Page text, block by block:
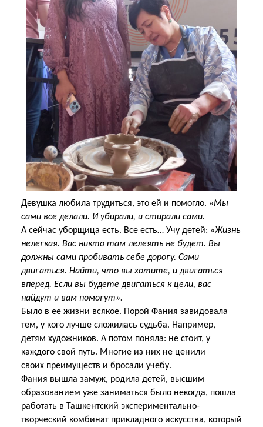
Девушка любила трудиться, это ей и помогло. «Мы
сами все делали. И убирали, и стирали сами.
А сейчас уборщица есть. Все есть… Учу детей: «Жизнь
нелегкая. Вас никто там лелеять не будет. Вы
должны сами пробивать себе дорогу. Сами
двигаться. Найти, что вы хотите, и двигаться
вперед. Если вы будете двигаться к цели, вас
найдут и вам помогут».
Было в ее жизни всякое. Порой Фания завидовала
тем, у кого лучше сложилась судьба. Например,
детям художников. А потом поняла: не стоит, у
каждого свой путь. Многие из них не ценили
своих преимуществ и бросали учебу.
Фания вышла замуж, родила детей, высшим
образованием уже заниматься было некогда, пошла
работать в Ташкентский экспериментально-
творческий комбинат прикладного искусства, который